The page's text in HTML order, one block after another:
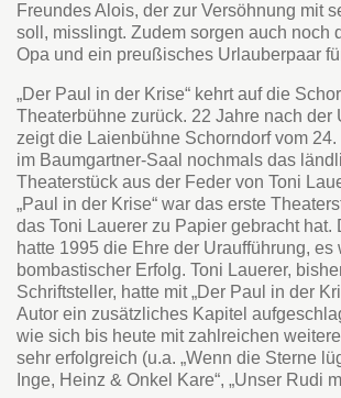
Freundes Alois, der zur Versöhnung mit
soll, misslingt. Zudem sorgen auch noch
Opa und ein preußisches Urlauberpaar
„Der Paul in der Krise“ kehrt auf die
Theaterbühne zurück. 22 Jahre nach der
zeigt die Laienbühne Schorndorf vom 24.
im Baumgartner-Saal nochmals das
Theaterstück aus der Feder von Toni
„Paul in der Krise“ war das erste
das Toni Lauerer zu Papier gebracht hat.
hatte 1995 die Ehre der Uraufführung, es
bombastischer Erfolg. Toni Lauerer,
Schriftsteller, hatte mit „Der Paul in der
Autor ein zusätzliches Kapitel
wie sich bis heute mit zahlreichen
sehr erfolgreich (u.a. „Wenn die Sterne
Inge, Heinz & Onkel Kare“, „Unser Rudi